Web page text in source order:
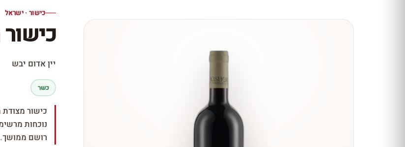
כל כישור · ישראל
יין אדום יבש
כשר
כישור
נוכחות
רושם ממושך.